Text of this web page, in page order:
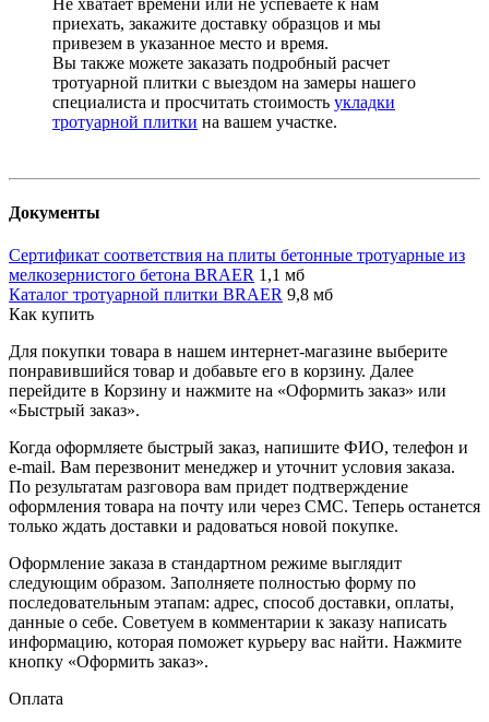
Не хватает времени или не успеваете к нам
приехать, закажите доставку образцов и мы
привезем в указанное место и время.
Вы также можете заказать подробный расчет
тротуарной плитки с выездом на замеры нашего
специалиста и просчитать стоимость укладки
тротуарной плитки на вашем участке.
Документы
Сертификат соответствия на плиты бетонные тротуарные из
мелкозернистого бетона BRAER 1,1 мб
Каталог тротуарной плитки BRAER 9,8 мб
Как купить
Для покупки товара в нашем интернет-магазине выберите
понравившийся товар и добавьте его в корзину. Далее
перейдите в Корзину и нажмите на «Оформить заказ» или
«Быстрый заказ».
Когда оформляете быстрый заказ, напишите ФИО, телефон и
e-mail. Вам перезвонит менеджер и уточнит условия заказа.
По результатам разговора вам придет подтверждение
оформления товара на почту или через СМС. Теперь останется
только ждать доставки и радоваться новой покупке.
Оформление заказа в стандартном режиме выглядит
следующим образом. Заполняете полностью форму по
последовательным этапам: адрес, способ доставки, оплаты,
данные о себе. Советуем в комментарии к заказу написать
информацию, которая поможет курьеру вас найти. Нажмите
кнопку «Оформить заказ».
Оплата